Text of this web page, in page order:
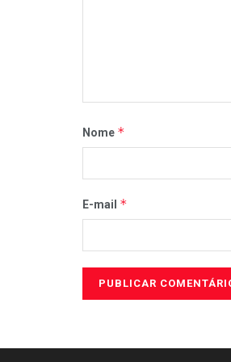
Nome *
E-mail *